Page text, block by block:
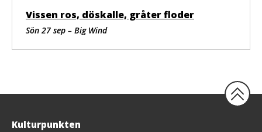
Vissen ros, döskalle, gråter floder
Sön 27 sep – Big Wind
Tillbaka
Kulturpunkten